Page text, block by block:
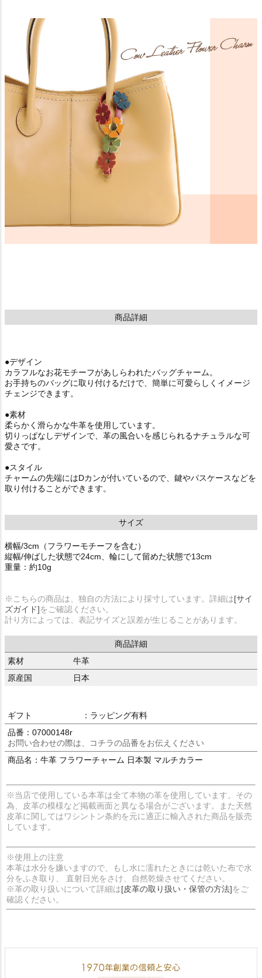
商品詳細
●デザイン
カラフルなお花モチーフがあしらわれたバッグチャーム。
お手持ちのバッグに取り付けるだけで、簡単に可愛らしくイメージ
チェンジできます。
●素材
柔らかく滑らかな牛革を使用しています。
切りっぱなしデザインで、革の風合いを感じられるナチュラルな可
愛さです。
●スタイル
チャームの先端にはDカンが付いているので、鍵やパスケースなどを
取り付けることができます。
サイズ
横幅/3cm（フラワーモチーフを含む）
縦幅/伸ばした状態で24cm、輪にして留めた状態で13cm
重量：約10g
※こちらの商品は、独自の方法により採寸しています。詳細は[サイ
ズガイド]をご確認ください。
計り方によっては、表記サイズと誤差が生じることがあります。
商品詳細
素材
牛革
原産国
日本
ギフト
：ラッピング有料
品番：07000148r
お問い合わせの際は、コチラの品番をお伝えください
商品名：牛革 フラワーチャーム 日本製 マルチカラー
※当店で使用している本革は全て本物の革を使用しています。その
為、皮革の模様など掲載画面と異なる場合がございます。また天然
皮革に関してはワシントン条約を元に適正に輸入された商品を販売
しています。
※使用上の注意
本革は水分を嫌いますので、もし水に濡れたときには乾いた布で水
分をふき取り、 直射日光をさけ、自然乾燥させてください。
※革の取り扱いについて詳細は[皮革の取り扱い・保管の方法]をご
確認ください。